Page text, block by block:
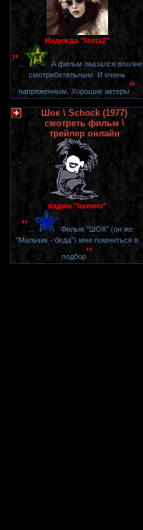
Надежда "litota2"
"
А фильм оказался вполне
смотрибетельным. И очень
напряженным. Хорошие актеры"
Шок \ Schock (1977)
смотреть фильм \
трейлер онлайн
вадим "beewer"
"
Фильм "ШОК" (он же
"Мальчик - беда") мне помниться в
подбор"